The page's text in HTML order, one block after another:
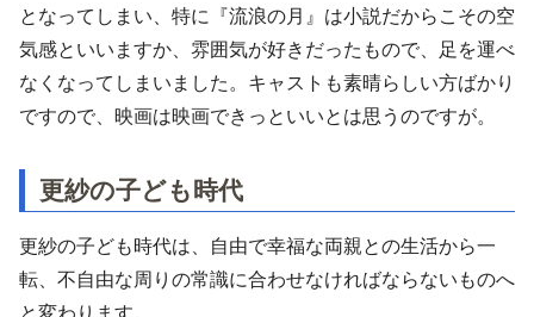
となってしまい、特に『流浪の月』は小説だからこその空
気感といいますか、雰囲気が好きだったもので、足を運べ
なくなってしまいました。キャストも素晴らしい方ばかり
ですので、映画は映画できっといいとは思うのですが。
更紗の子ども時代
更紗の子ども時代は、自由で幸福な両親との生活から一
転、不自由な周りの常識に合わせなければならないものへ
と変わります。